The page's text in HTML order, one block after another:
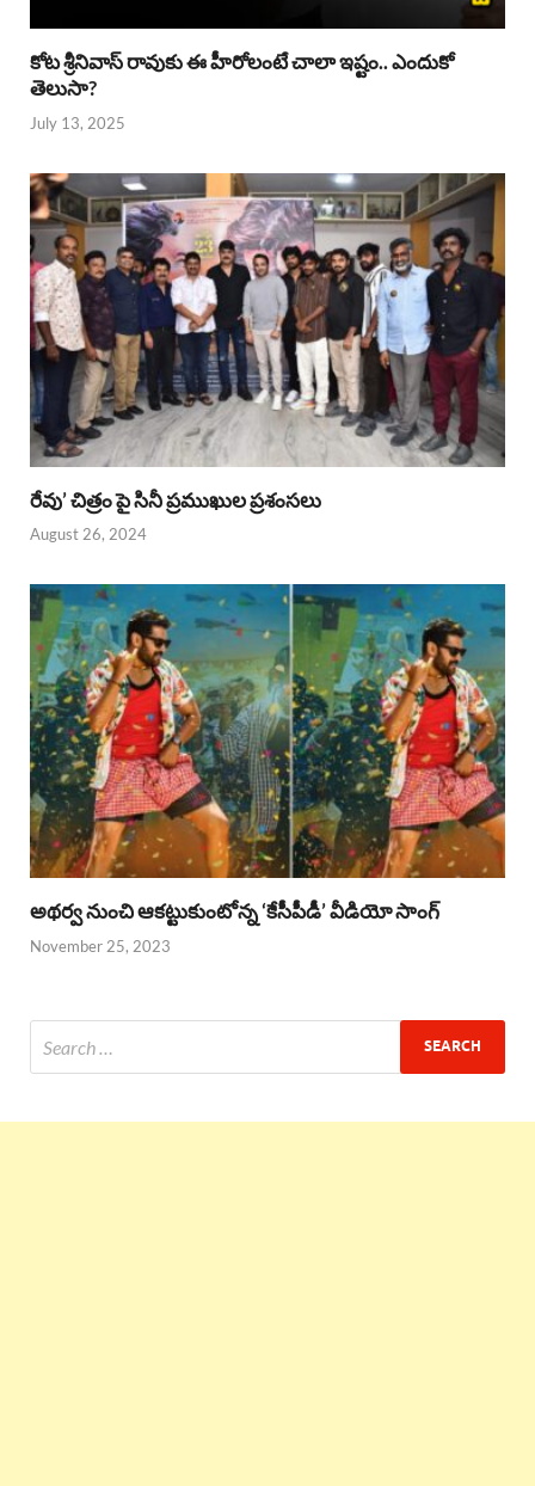
కోట శ్రీనివాస్ రావుకు ఈ హీరోలంటే చాలా ఇష్టం.. ఎందుకో
తెలుసా?
July 13, 2025
రేవు’ చిత్రం పై సినీ ప్రముఖుల ప్రశంసలు
August 26, 2024
అథర్వ నుంచి ఆకట్టుకుంటోన్న ‘కేసీపీడీ’ వీడియో సాంగ్
November 25, 2023